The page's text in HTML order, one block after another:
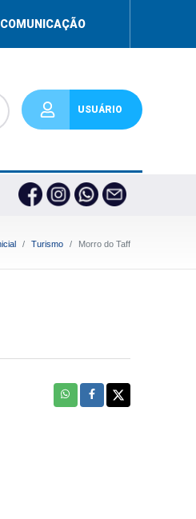
COMUNICAÇÃO
USUÁRIO
Turismo Morro do Taff